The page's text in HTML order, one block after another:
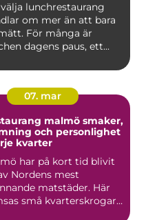
lunchrestaurang
om mer än att bara
För många är
dagens paus, ett...
07. mar
malmö smaker,
och personlighet
kvarter
har på kort tid blivit
Nordens mest
matstäder. Här
små kvarterskrogar